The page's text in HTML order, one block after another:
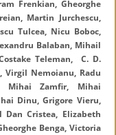
Frenkian, Gheorghe
Martin Jurchescu,
Tulcea, Nicu Boboc,
Balaban, Mihail
Teleman, C. D.
Virgil Nemoianu, Radu
Mihai Zamfir, Mihai
Dinu, Grigore Vieru,
Dan Cristea, Elizabeth
Benga, Victoria